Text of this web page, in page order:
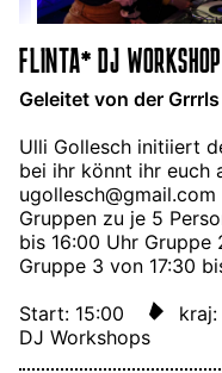
FLINTA* DJ WORKSHOP
Geleitet von der
Ulli Gollesch initiiert
bei ihr könnt ihr euch
Gruppen zu je 5
bis 16:00 Uhr Gruppe
Gruppe 3 von 17:30
Start: 15:00
DJ Workshops